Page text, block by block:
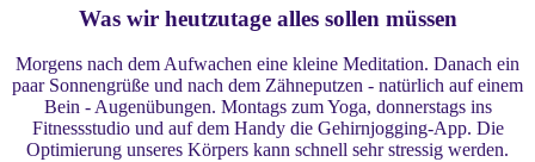
Was wir heutzutage alles sollen müssen
Morgens nach dem Aufwachen eine kleine Meditation. Danach ein
paar Sonnengrüße und nach dem Zähneputzen - natürlich auf einem
Bein - Augenübungen. Montags zum Yoga, donnerstags ins
Fitnessstudio und auf dem Handy die Gehirnjogging-App. Die
Optimierung unseres Körpers kann schnell sehr stressig werden.